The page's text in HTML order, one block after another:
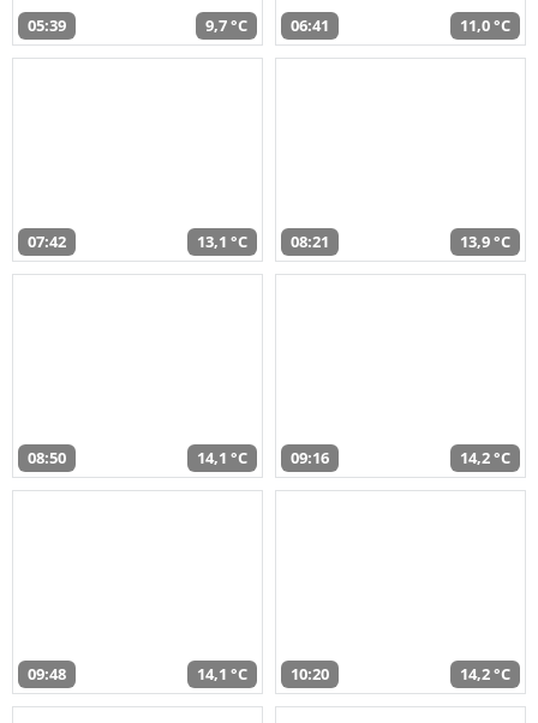
05:39 9,7 °C 06:41 11,0 °C
07:42 13,1 °C 08:21 13,9 °C
08:50 14,1 °C 09:16 14,2 °C
09:48 14,1 °C 10:20 14,2 °C